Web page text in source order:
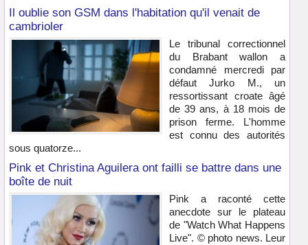
Il oublie son GSM dans l'habitation qu'il venait de
cambrioler
Le tribunal correctionnel
du Brabant wallon a
condamné mercredi par
défaut Jurko M., un
ressortissant croate âgé
de 39 ans, à 18 mois de
prison ferme. L'homme
est connu des autorités
sous quatorze...
Pink et Christina Aguilera ont failli se battre dans une
boîte de nuit
Pink a raconté cette
anecdote sur le plateau
de "Watch What Happens
Live". © photo news. Leur